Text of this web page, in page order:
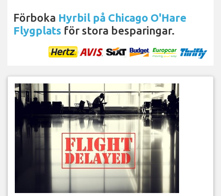
Förboka Hyrbil på Chicago O'Hare
Flygplats för stora besparingar.